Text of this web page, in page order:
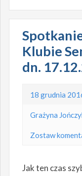
Klubie
dn.
18 grudnia
Grażyna
Zostaw
Jak ten czas